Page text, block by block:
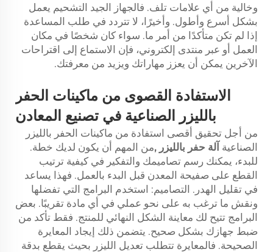
وخالية من أي علامات تلف. فالجهاز الجيد التشحيم يعمل
بشكل أسرع وأطول. وأخيرًا، لا تتردد في طلب المساعدة
إذا لم تكن متأكدًا من أمر ما. سواء كان شخصًا في مكان
العمل أو عبر منتدى إلكتروني، فإن الاستماع إلى اقتراحات
الآخرين يمكن أن يعزز مهاراتك ويزيد من معرفتك.
الاستفادة القصوى من ماكينات الحفر
بالليزر الصناعية في تصنيع المعادن
من أجل تحقيق أقصى استفادة من ماكينات الحفر بالليزر
الصناعية آلة حفر بالليزر ,من المهم أن يكون لديك خطة.
للبدء، يمكنك رسم تصاميمك والتفكير في كيفية ترتيب
القطع على صفيحة المعدن قبل البدء بالعمل. فهذا يساعد
في تقليل الهدر. التصاميم: استخدم البرامج التي تفضلها
ونقش ما ترغب به على نحو عملي في أي مادة تقريبًا. بعض
البرامج تتيح لك معاينة الشكل النهائي للمنتج. فقط تأكد من
ضبط جهازك بشكل صحيح. يتضمن ذلك إيجاد المعايرة
الصحيحة. فالمعايرة تتطلب تعديل الليزر بحيث يقطع بدقة